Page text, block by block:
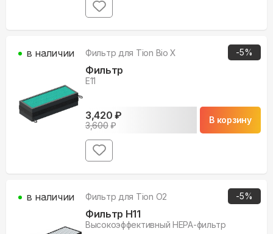
-5%
Фильтр для Tion Bio X
Фильтр
E11
3,420 ₽
3,600₽
В корзину
в наличии
-5%
Фильтр для Tion O2
Фильтр H11
Высокоэффективный НЕРА-фильтр
в наличии